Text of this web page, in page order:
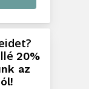
20%
az